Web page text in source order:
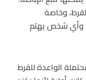
وخاصة
وأي شخص يهتم
الواعدة للقرط